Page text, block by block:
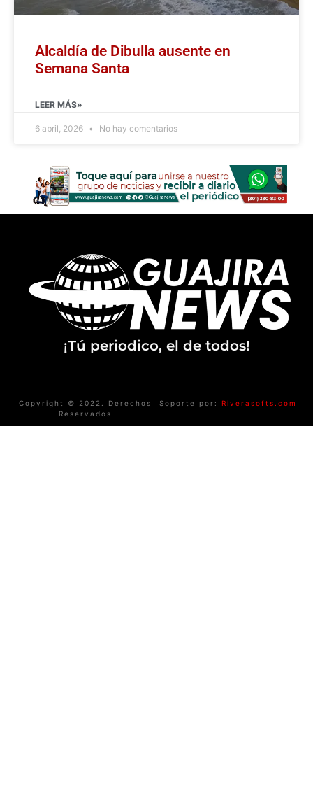
Alcaldía de Dibulla ausente en
Semana Santa
LEER MÁS»
6 abril, 2026 No hay comentarios
¡Tú periodico, el de todos!
Copyright © 2022. Derechos
Reservados
Soporte por: Riverasofts.com